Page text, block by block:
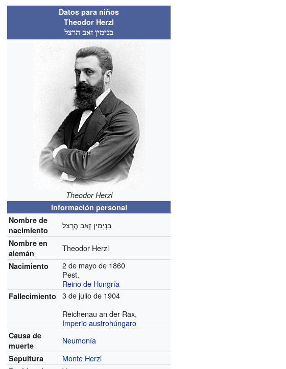
Datos para niños
Theodor Herzl
בנימין זאב הרצל
Theodor Herzl
Información personal
Nombre de
nacimiento
בִּנְיָמִין זְאֵב הֶרְצֵל
Nombre en
alemán
Theodor Herzl
Nacimiento
2 de mayo de 1860
Pest,
Reino de Hungría
Fallecimiento
3 de julio de 1904
Reichenau an der Rax,
Imperio austrohúngaro
Causa de
muerte
Neumonía
Sepultura Monte Herzl